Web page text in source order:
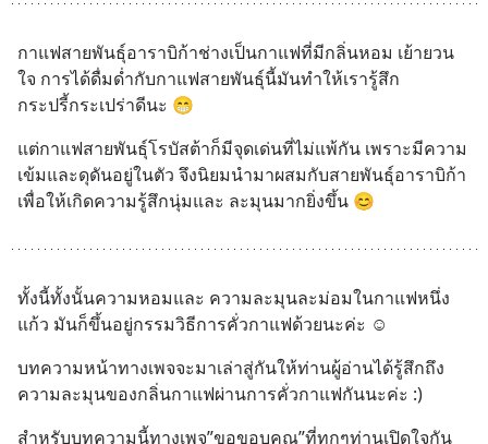
กาแฟสายพันธุ์อาราบิก้าช่างเป็นกาแฟที่มีกลิ่นหอม เย้ายวน
ใจ การได้ดื่มด่ำกับกาแฟสายพันธุ์นี้มันทำให้เรารู้สึก
กระปรี้กระเปร่าดีนะ 😁
แต่กาแฟสายพันธุ์โรบัสต้าก็มีจุดเด่นที่ไม่แพ้กัน เพราะมีความ
เข้มและดุดันอยู่ในตัว จึงนิยมนำมาผสมกับสายพันธุ์อาราบิก้า
เพื่อให้เกิดความรู้สึกนุ่มและ ละมุนมากยิ่งขึ้น 😊
ทั้งนี้ทั้งนั้นความหอมและ ความละมุนละม่อมในกาแฟหนึ่ง
แก้ว มันก็ขึ้นอยู่กรรมวิธีการคั่วกาแฟด้วยนะค่ะ ☺️
บทความหน้าทางเพจจะมาเล่าสู่กันให้ท่านผู้อ่านได้รู้สึกถึง
ความละมุนของกลิ่นกาแฟผ่านการคั่วกาแฟกันนะค่ะ :)
สำหรับบทความนี้ทางเพจ”ขอขอบคุณ”ที่ทุกๆท่านเปิดใจกัน